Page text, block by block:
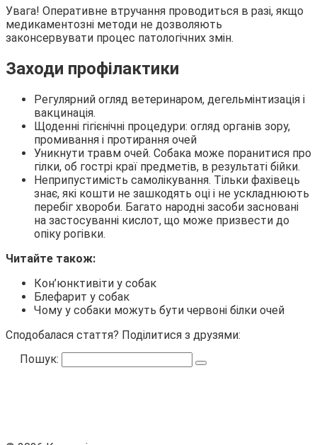
Увага! Оперативне втручання проводиться в разі, якщо
медикаментозні методи не дозволяють
законсервувати процес патологічних змін.
Заходи профілактики
Регулярний огляд ветеринаром, дегельмінтизація і
вакцинація.
Щоденні гігієнічні процедури: огляд органів зору,
промивання і протирання очей
Уникнути травм очей. Собака може поранитися про
гілки, об гострі краї предметів, в результаті бійки.
Неприпустимість самолікування. Тільки фахівець
знає, які кошти не зашкодять оці і не ускладнюють
перебіг хвороби. Багато народні засоби засновані
на застосуванні кислот, що може призвести до
опіку рогівки.
Читайте також:
Кон’юнктивіти у собак
Блефарит у собак
Чому у собаки можуть бути червоні білки очей
Сподобалася стаття? Поділитися з друзями:
Пошук: